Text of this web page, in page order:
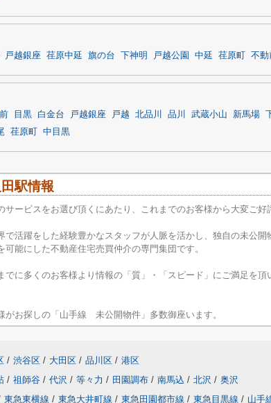
戸越銀座 荏原中延 旗の台 下神明 戸越公園 中延 荏原町 不動
目黒 白金台 戸越銀座 戸越 北品川 品川 武蔵小山 新馬場
荏原町 中目黒
駅情報
サービスをお選び頂くにあたり、これまでのお客様から大変ご好
で活躍をした経験豊かなスタッフが人脈を活かし、独自の未公
可能にした不動産住宅売買仲介の専門集団です。
でに多くのお客様より情報の「質」・「スピード」にご満足を
がお探しの「山手線 未公開物件」多数御座います。
/ 渋谷区 / 大田区 / 品川区 / 港区
/ 祖師谷 / 代沢 / 等々力 / 田園調布 / 南馬込 / 北沢 / 奥沢
東急東横線 / 東急大井町線 / 東急田園都市線 / 東急目黒線 / 山手